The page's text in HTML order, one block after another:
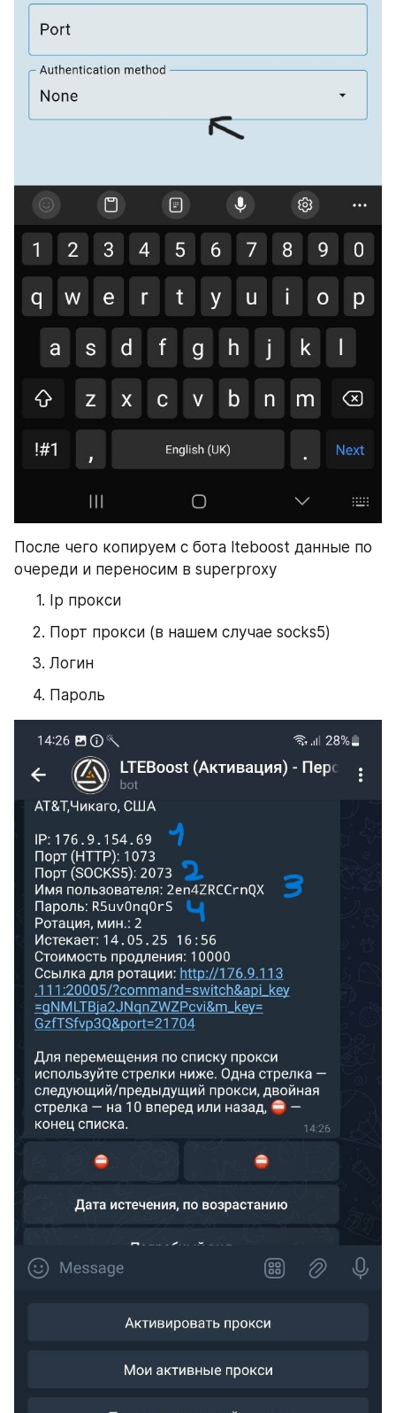
После чего копируем с бота lteboost данные по
очереди и переносим в superproxy
Ip прокси
Порт прокси (в нашем случае socks5)
Логин
Пароль